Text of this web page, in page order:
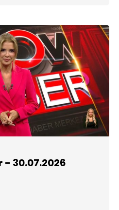
- 30.07.2026